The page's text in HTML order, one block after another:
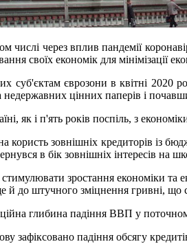
числі через вплив пандемії
своїх економік для мінімізації
суб'єктам єврозони в квітні
цінних паперів і
як і п'ять років поспіль, з
на користь зовнішніх кредиторів
в бік зовнішніх інтересів на
зростання економіки та
до штучного зміцнення гривні, що
глибина падіння ВВП у
зафіксовано падіння обсягу